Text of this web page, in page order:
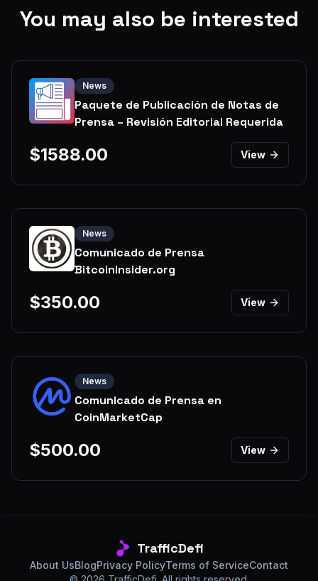
You may also be interested
News
Paquete de Publicación de Notas de
Prensa – Revisión Editorial Requerida
$1588.00 View
News
Comunicado de Prensa
BitcoinInsider.org
$350.00 View
News
Comunicado de Prensa en
CoinMarketCap
$500.00 View
TrafficDefi
About UsBlogPrivacy PolicyTerms of ServiceContact